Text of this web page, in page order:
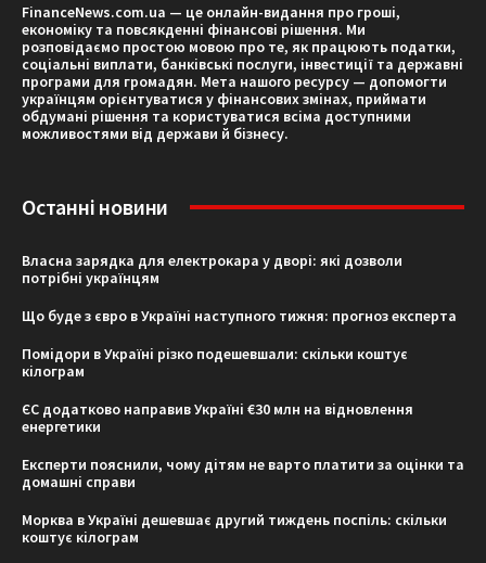
FinanceNews.com.ua — це онлайн-видання про гроші,
економіку та повсякденні фінансові рішення. Ми
розповідаємо простою мовою про те, як працюють податки,
соціальні виплати, банківські послуги, інвестиції та державні
програми для громадян. Мета нашого ресурсу — допомогти
українцям орієнтуватися у фінансових змінах, приймати
обдумані рішення та користуватися всіма доступними
можливостями від держави й бізнесу.
Останні новини
Власна зарядка для електрокара у дворі: які дозволи
потрібні українцям
Що буде з євро в Україні наступного тижня: прогноз експерта
Помідори в Україні різко подешевшали: скільки коштує
кілограм
ЄС додатково направив Україні €30 млн на відновлення
енергетики
Експерти пояснили, чому дітям не варто платити за оцінки та
домашні справи
Морква в Україні дешевшає другий тиждень поспіль: скільки
коштує кілограм